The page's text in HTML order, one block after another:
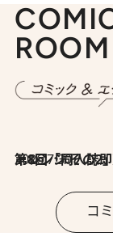
ROOM
2026.7.30
第8回「同人誌即売会にチャレンジ その
コ